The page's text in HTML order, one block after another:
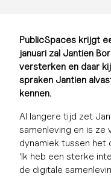
PublicSpaces krijgt
januari zal Jantien
versterken en daar
spraken Jantien
kennen.
Al langere tijd zet
samenleving en is
dynamiek tussen het
‘Ik heb een sterke
de digitale